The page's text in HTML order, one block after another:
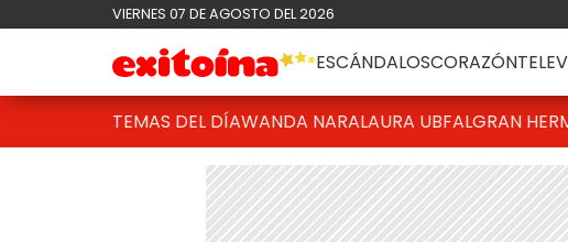
VIERNES 07 DE AGOSTO DEL 2026
ESCÁNDALOSCORAZÓN
TEMAS DEL DÍAWANDA NARALAURA UBFALGRAN